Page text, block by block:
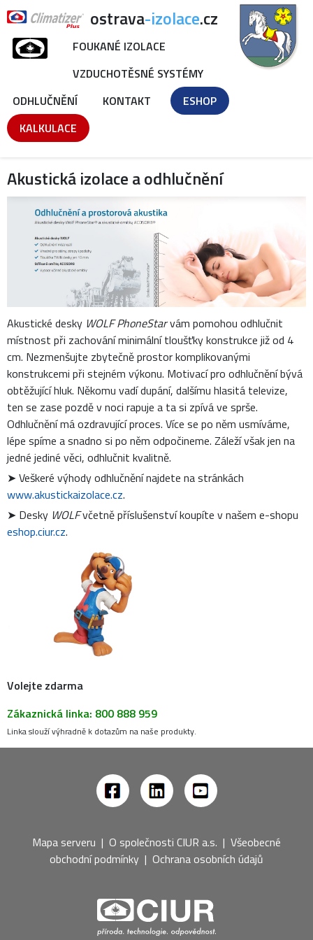
ostrava-izolace.cz
FOUKANÉ IZOLACE
VZDUCHOTĚSNÉ SYSTÉMY
ODHLUČNĚNÍ
KONTAKT
ESHOP
KALKULACE
Akustická izolace a odhlučnění
Akustické desky WOLF PhoneStarvám pomohou odhlučnit
místnost při zachování minimální tloušťky konstrukce již od 4
cm. Nezmenšujte zbytečně prostor komplikovanými
konstrukcemi při stejném výkonu. Motivací pro odhlučnění bývá
obtěžující hluk. Někomu vadí dupání, dalšímu hlasitá televize,
ten se zase pozdě v noci rapuje a ta si zpívá ve sprše.
Odhlučnění má ozdravující proces. Více se po něm usmíváme,
lépe spíme a snadno si po něm odpočineme. Záleží však jen na
jedné jediné věci, odhlučnit kvalitně.
➤ Veškeré výhody odhlučnění najdete na stránkách
www.akustickaizolace.cz.
➤ Desky WOLFvčetně příslušenství koupíte v našem e-shopu
eshop.ciur.cz.
Volejte zdarma
Zákaznická linka: 800 888 959
Linka slouží výhradně k dotazům na naše produkty.
Mapa serveru | O společnosti CIUR a.s. | Všeobecné
obchodní podmínky | Ochrana osobních údajů